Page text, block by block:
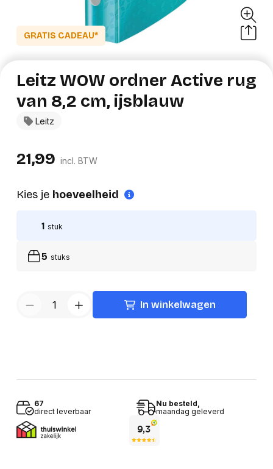
GRATIS CADEAU*
Leitz
Leitz WOW ordner Active rug
van 8,2 cm, ijsblauw
21,99 incl. BTW
Kies je hoeveelheid
1 stuk
5 stuks
In winkelwagen
67
direct leverbaar
Nu besteld,
maandag geleverd